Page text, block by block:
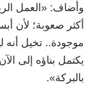
وأضاف: «العمل
أكثر صعوبة؛ لأن
موجودة.. تخيل أنه
يكتمل بناؤه إلى
بالبركة»
.